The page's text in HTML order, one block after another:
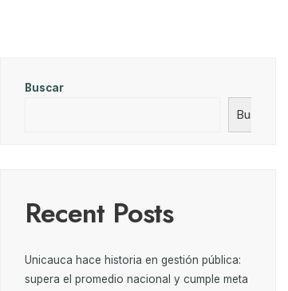
Buscar
Buscar
Recent Posts
Unicauca hace historia en gestión pública:
supera el promedio nacional y cumple meta